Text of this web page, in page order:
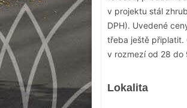
v projektu stál
DPH). Uvedené
třeba ještě připlatit.
v rozmezí od 28 do
Lokalita